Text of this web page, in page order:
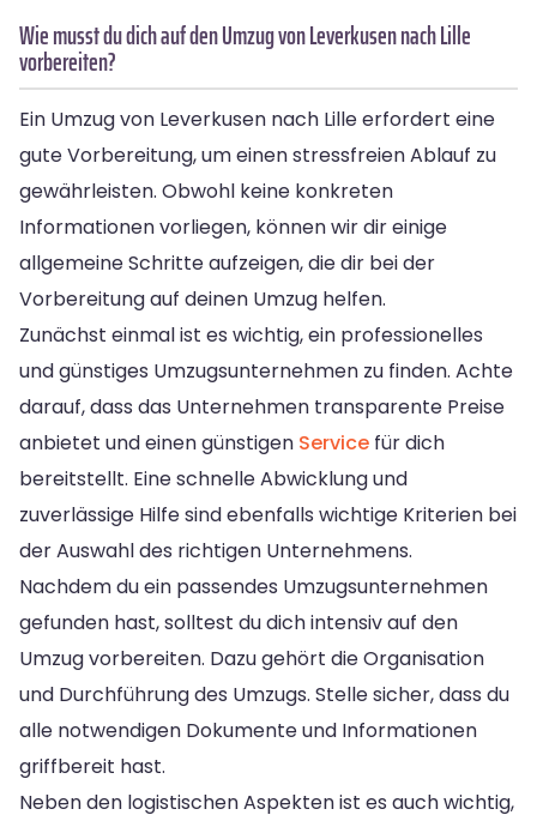
Wie musst du dich auf den Umzug von Leverkusen nach Lille
vorbereiten?
Ein Umzug von Leverkusen nach Lille erfordert eine
gute Vorbereitung, um einen stressfreien Ablauf zu
gewährleisten. Obwohl keine konkreten
Informationen vorliegen, können wir dir einige
allgemeine Schritte aufzeigen, die dir bei der
Vorbereitung auf deinen Umzug helfen.
Zunächst einmal ist es wichtig, ein professionelles
und günstiges Umzugsunternehmen zu finden. Achte
darauf, dass das Unternehmen transparente Preise
anbietet und einen günstigen Service für dich
bereitstellt. Eine schnelle Abwicklung und
zuverlässige Hilfe sind ebenfalls wichtige Kriterien bei
der Auswahl des richtigen Unternehmens.
Nachdem du ein passendes Umzugsunternehmen
gefunden hast, solltest du dich intensiv auf den
Umzug vorbereiten. Dazu gehört die Organisation
und Durchführung des Umzugs. Stelle sicher, dass du
alle notwendigen Dokumente und Informationen
griffbereit hast.
Neben den logistischen Aspekten ist es auch wichtig,